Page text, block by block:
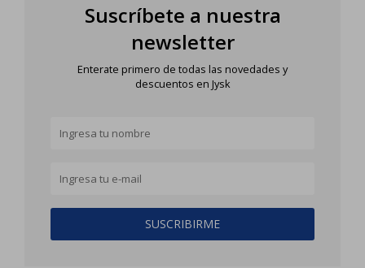
Suscríbete a nuestra
newsletter
Enterate primero de todas las novedades y
descuentos en Jysk
SUSCRIBIRME